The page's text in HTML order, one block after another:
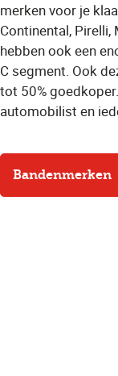
merken voor je
Continental,
hebben ook een
C segment. Ook
tot 50%
automobilist en
Bandenmerken